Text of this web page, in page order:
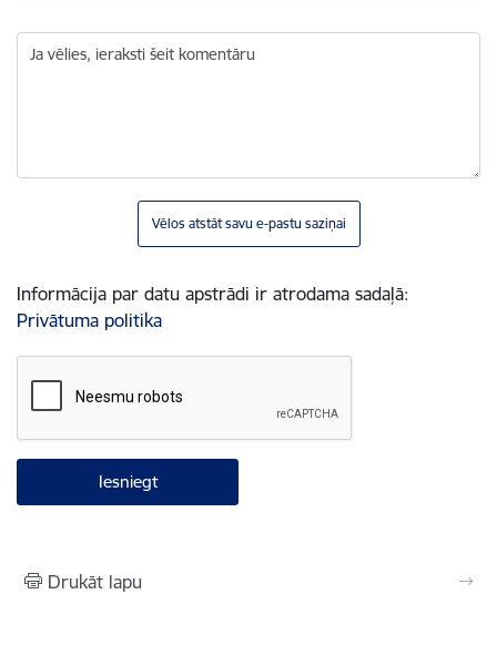
Ja vēlies, ieraksti šeit komentāru
Vēlos atstāt savu e-pastu saziņai
Informācija par datu apstrādi ir atrodama sadaļā:
Privātuma politika
Drukāt lapu